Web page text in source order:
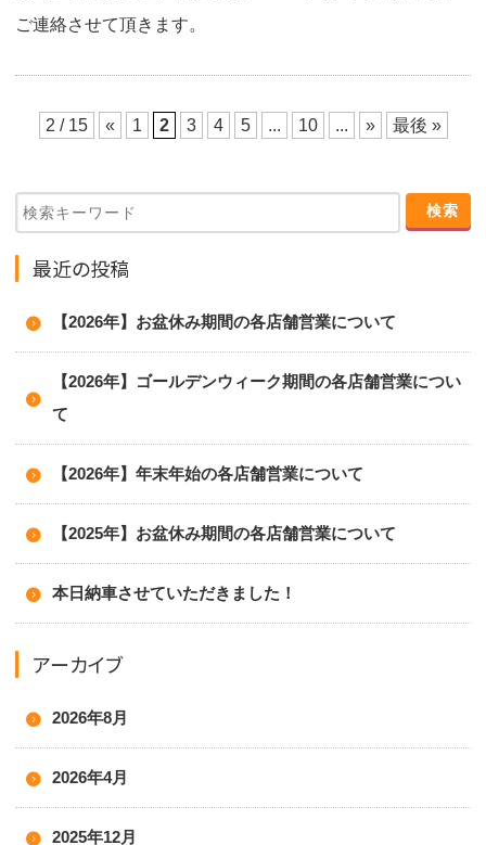
ご連絡させて頂きます。
2 / 15 « 1 2 3 4 5 ... 10 ... » 最後 »
最近の投稿
【2026年】お盆休み期間の各店舗営業について
【2026年】ゴールデンウィーク期間の各店舗営業につい
て
【2026年】年末年始の各店舗営業について
【2025年】お盆休み期間の各店舗営業について
本日納車させていただきました！
アーカイブ
2026年8月
2026年4月
2025年12月